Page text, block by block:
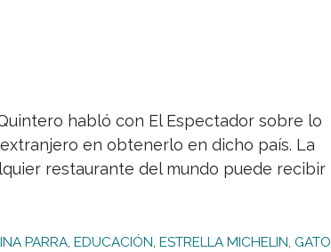
habló con El Espectador sobre lo
en obtenerlo en dicho país. La
restaurante del mundo puede recibir
PARRA,EDUCACIÓN,ESTRELLA MICHELIN,GATO